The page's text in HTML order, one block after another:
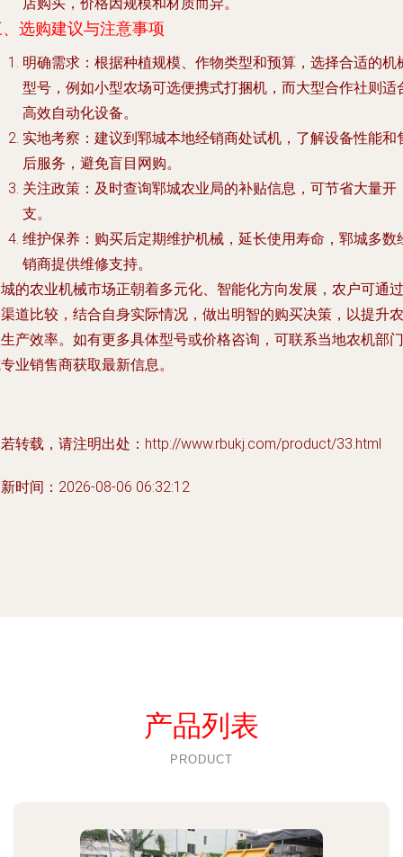
选购建议与注意事项
明确需求 ：根据种植规模、作物类型和预算，选择合适的机
型号，例如小型农场可选便携式打捆机，而大型合作社则适
高效自动化设备。
实地考察 ：建议到郓城本地经销商处试机，了解设备性能和
后服务，避免盲目网购。
关注政策 ：及时查询郓城农业局的补贴信息，可节省大量开
支。
维护保养 ：购买后定期维护机械，延长使用寿命，郓城多数
销商提供维修支持。
的农业机械市场正朝着多元化、智能化方向发展，农户可通过
道比较，结合自身实际情况，做出明智的购买决策，以提升农
产效率。如有更多具体型号或价格咨询，可联系当地农机部门
业销售商获取最新信息。
转载，请注明出处：http://www.rbukj.com/product/33.html
时间：2026-08-06 06:32:12
产品列表
PRODUCT